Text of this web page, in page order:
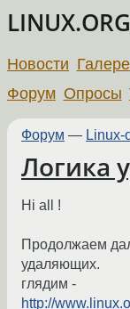
Новости
Форум Опросы
Форум — Linux-
Логика
Hi all !
Продолжаем
удаляющих.
глядим -
http://